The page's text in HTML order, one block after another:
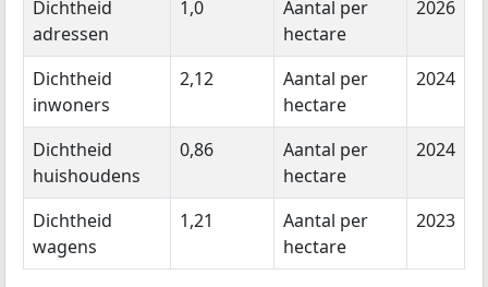
Dichtheid
adressen
1,0
Aantal per
hectare
2026
Dichtheid
inwoners
2,12
Aantal per
hectare
2024
Dichtheid
huishoudens
0,86
Aantal per
hectare
2024
Dichtheid
wagens
1,21
Aantal per
hectare
2023